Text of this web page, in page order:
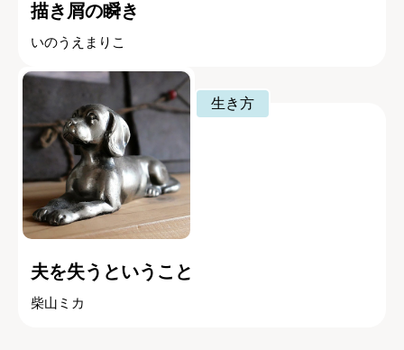
描き屑の瞬き
いのうえまりこ
生き方
夫を失うということ
柴山ミカ